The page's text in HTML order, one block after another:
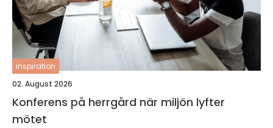
inspiration
02. August 2026
Konferens på herrgård när miljön lyfter
mötet